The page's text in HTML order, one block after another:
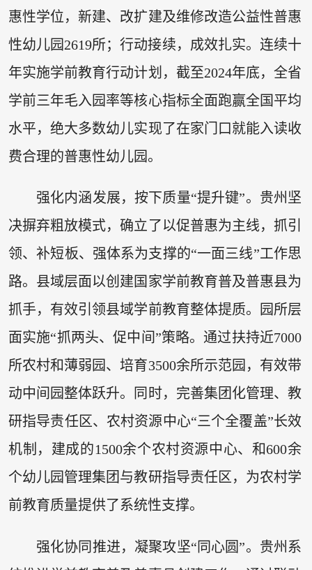
惠性学位，新建、改扩建及维修改造公益性普惠
性幼儿园2619所；行动接续，成效扎实。连续十
年实施学前教育行动计划，截至2024年底，全省
学前三年毛入园率等核心指标全面跑赢全国平均
水平，绝大多数幼儿实现了在家门口就能入读收
费合理的普惠性幼儿园。
强化内涵发展，按下质量“提升键”。贵州坚
决摒弃粗放模式，确立了以促普惠为主线，抓引
领、补短板、强体系为支撑的“一面三线”工作思
路。县域层面以创建国家学前教育普及普惠县为
抓手，有效引领县域学前教育整体提质。园所层
面实施“抓两头、促中间”策略。通过扶持近7000
所农村和薄弱园、培育3500余所示范园，有效带
动中间园整体跃升。同时，完善集团化管理、教
研指导责任区、农村资源中心“三个全覆盖”长效
机制，建成的1500余个农村资源中心、和600余
个幼儿园管理集团与教研指导责任区，为农村学
前教育质量提供了系统性支撑。
强化协同推进，凝聚攻坚“同心圆”。贵州系